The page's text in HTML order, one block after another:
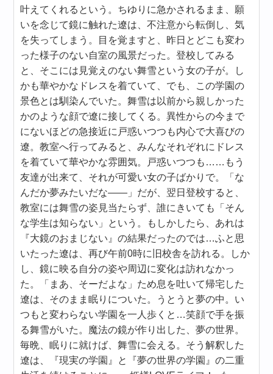
叶えてくれるという。ちゆりに急かされるまま、願
いを念じて鏡に触れた遼は、不注意から転倒し、気
を失ってしまう。目を覚ますと、昨日とどこも変わ
った様子のない自室の風景だった。登校してみる
と、そこには見覚えのない舞雪という女の子が。し
かも華やかなドレスを着ていて、でも、この学園の
景色とは馴染んでいた。舞雪は以前から親しかった
かのような顔で遼に接してくる。異性からの今まで
にないほどの急接近に戸惑いつつも内心で大喜びの
遼。教室へ行ってみると、みんなそれぞれにドレス
を着ていて華やかな雰囲気。戸惑いつつも……もう
友達が出来て、それが可愛い女の子ばかりで。「な
んだか夢みたいだな――」だが、翌日登校すると、
教室には舞雪の姿見当たらず、誰にきいても「そん
な学生は知らない」という。もしかしたら、あれは
『大鏡のおまじない』の結果だったのでは…ふと思
いたった遼は、再び午前0時に旧校舎を訪れる。しか
し、鏡に映る自分の姿や周辺に変化は訪れなかっ
た。「まあ、そーだよな」ため息を吐いて帰宅した
遼は、そのまま眠りについた。うとうと夢の中。い
つもと変わらない学園を一人歩くと…笑顔で手を振
る舞雪がいた。魔法の鏡が作り出した、夢の世界。
毎晩、眠りに就けば、舞雪に会える。そう解釈した
遼は、『現実の学園』と『夢の世界の学園』の二重